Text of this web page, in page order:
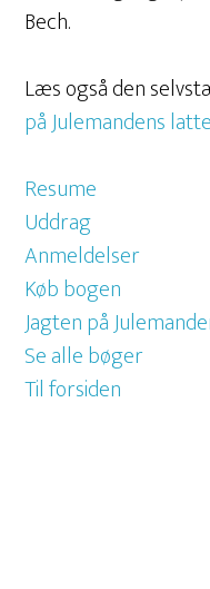
Bech.
Læs også den
på Julemandens
Resume
Uddrag
Anmeldelser
Køb bogen
Jagten på
Se alle bøger
Til forsiden